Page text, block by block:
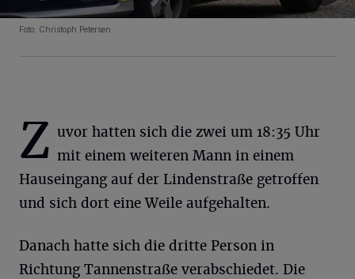
Foto: Christoph Petersen
Z uvor hatten sich die zwei um 18:35 Uhr
mit einem weiteren Mann in einem
Hauseingang auf der Lindenstraße getroffen
und sich dort eine Weile aufgehalten.
Danach hatte sich die dritte Person in
Richtung Tannenstraße verabschiedet. Die